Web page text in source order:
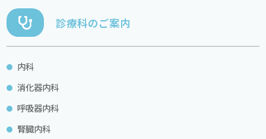
診療科のご案内
内科
消化器内科
呼吸器内科
腎臓内科